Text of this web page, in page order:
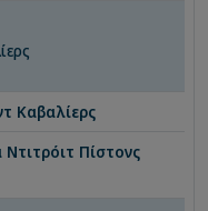
Καβαλίερς
Ντιτρόιτ Πίστονς